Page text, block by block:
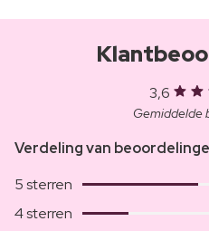
3,6
Gemiddelde
Verdeling van
5 sterren
4 sterren